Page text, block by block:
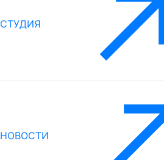
СТУДИЯ
НОВОСТИ